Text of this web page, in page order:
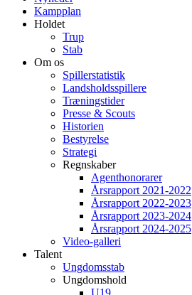
Kampplan
Holdet
Trup
Stab
Om os
Spillerstatistik
Landsholdsspillere
Træningstider
Presse & Scouts
Historien
Bestyrelse
Strategi
Regnskaber
Agenthonorarer
Årsrapport 2021-2022
Årsrapport 2022-2023
Årsrapport 2023-2024
Årsrapport 2024-2025
Video-galleri
Talent
Ungdomsstab
Ungdomshold
U19